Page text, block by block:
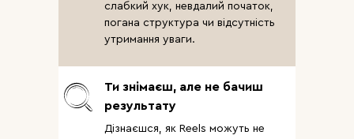
слабкий хук, невдалий початок,
погана структура чи відсутність
утримання уваги.
Дізнаєшся, як Reels можуть не
Ти знімаєш, але не бачиш
результату